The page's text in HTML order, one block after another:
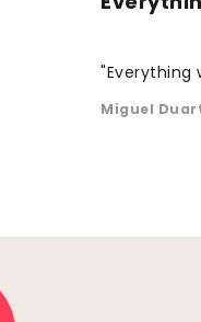
"Everything
Miguel